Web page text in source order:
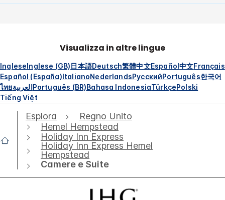
Visualizza in altre lingue
IngleseInglese (GB)日本語Deutsch繁體中文Español中文Français
Español (España)ItalianoNederlandsРусскийPortuguês한국어
ไทยالعربيةPortuguês (BR)Bahasa IndonesiaTürkçePolski
Tiếng Việt
Esplora
Regno Unito
Hemel Hempstead
Holiday Inn Express
Holiday Inn Express Hemel
Hempstead
Camere e Suite